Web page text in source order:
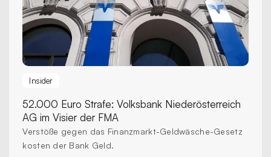
Insider
52.000 Euro Strafe:Volksbank Niederösterreich
AG im Visier der FMA
Verstöße gegen das Finanzmarkt-Geldwäsche-Gesetz
kosten der Bank Geld.